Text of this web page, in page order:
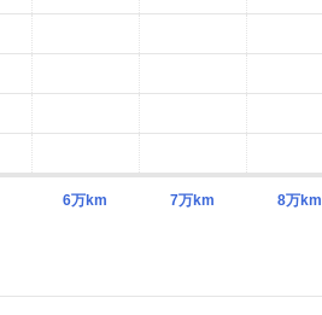
6万km 7万km 8万km